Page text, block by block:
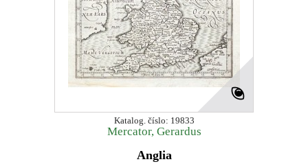
Katalog. číslo: 19833
Mercator, Gerardus
Anglia